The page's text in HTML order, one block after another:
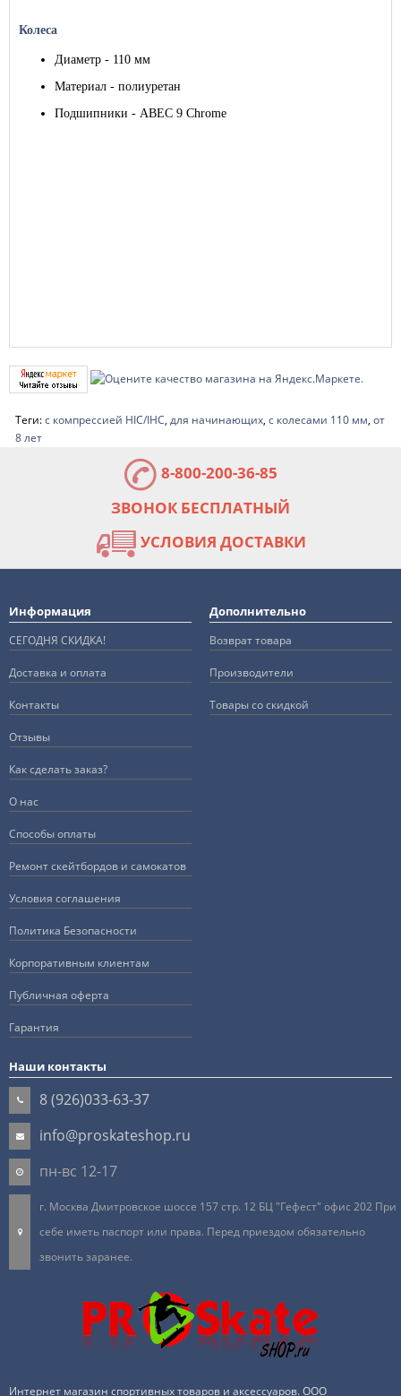
Колеса
Диаметр - 110 мм
Материал - полиуретан
Подшипники - ABEC 9 Chrome
Теги:с компрессией HIC/IHC, для начинающих, с колесами 110 мм, от
8 лет
8-800-200-36-85
ЗВОНОК БЕСПЛАТНЫЙ
УСЛОВИЯ ДОСТАВКИ
Информация
СЕГОДНЯ СКИДКА!
Доставка и оплата
Контакты
Отзывы
Как сделать заказ?
О нас
Способы оплаты
Ремонт скейтбордов и самокатов
Условия соглашения
Политика Безопасности
Корпоративным клиентам
Публичная оферта
Гарантия
Дополнительно
Возврат товара
Производители
Товары со скидкой
Наши контакты
8 (926)033-63-37
info@proskateshop.ru
пн-вс 12-17
г. Москва Дмитровское шоссе 157 стр. 12 БЦ "Гефест" офис 202 При
себе иметь паспорт или права. Перед приездом обязательно
звонить заранее.
Интернет магазин спортивных товаров и аксессуаров. ООО